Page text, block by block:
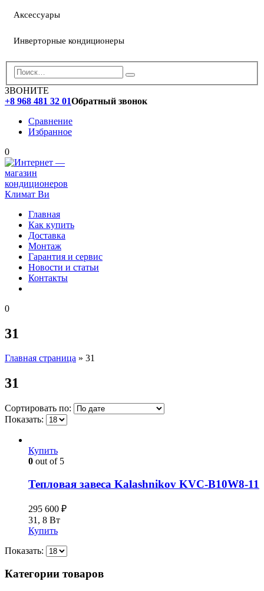
Аксессуары
Инверторные кондиционеры
ЗВОНИТЕ
+8 968 481 32 01Обратный звонок
Сравнение
Избранное
0
Главная
Как купить
Доставка
Монтаж
Гарантия и сервис
Новости и статьи
Контакты
0
31
Главная страница » 31
31
Сортировать по:
Показать:
Купить
0 out of 5
Тепловая завеса Kalashnikov KVС-B10W8-11
295 600 ₽
31, 8 Вт
Купить
Показать:
Категории товаров